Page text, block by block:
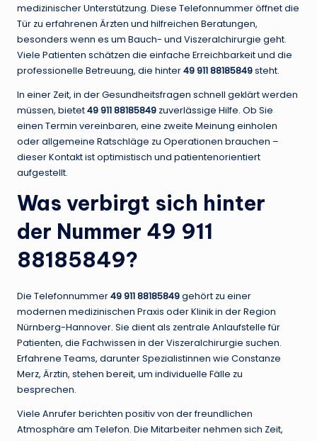
medizinischer Unterstützung. Diese Telefonnummer öffnet die
Tür zu erfahrenen Ärzten und hilfreichen Beratungen,
besonders wenn es um Bauch- und Viszeralchirurgie geht.
Viele Patienten schätzen die einfache Erreichbarkeit und die
professionelle Betreuung, die hinter49 911 88185849steht.
In einer Zeit, in der Gesundheitsfragen schnell geklärt werden
müssen, bietet49 911 88185849 zuverlässige Hilfe. Ob Sie
einen Termin vereinbaren, eine zweite Meinung einholen
oder allgemeine Ratschläge zu Operationen brauchen –
dieser Kontakt ist optimistisch und patientenorientiert
aufgestellt.
Was verbirgt sich hinter
der Nummer 49 911
88185849?
Die Telefonnummer49 911 88185849gehört zu einer
modernen medizinischen Praxis oder Klinik in der Region
Nürnberg-Hannover. Sie dient als zentrale Anlaufstelle für
Patienten, die Fachwissen in der Viszeralchirurgie suchen.
Erfahrene Teams, darunter Spezialistinnen wie Constanze
Merz, Ärztin, stehen bereit, um individuelle Fälle zu
besprechen.
Viele Anrufer berichten positiv von der freundlichen
Atmosphäre am Telefon. Die Mitarbeiter nehmen sich Zeit,